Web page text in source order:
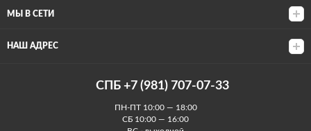
МЫ В СЕТИ
НАШ АДРЕС
СПБ +7 (981) 707-07-33
ПН-ПТ 10:00 — 18:00
СБ 10:00 — 16:00